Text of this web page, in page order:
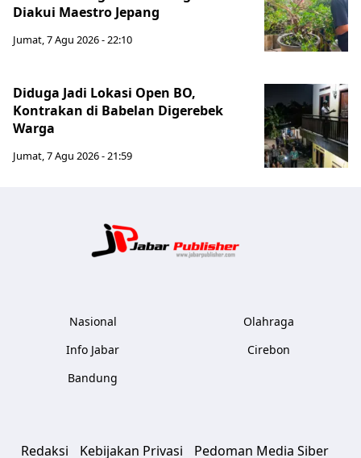
Diakui Maestro Jepang
Jumat, 7 Agu 2026 - 22:10
Diduga Jadi Lokasi Open BO,
Kontrakan di Babelan Digerebek
Warga
Jumat, 7 Agu 2026 - 21:59
Nasional
Info Jabar
Bandung
Olahraga
Cirebon
Redaksi Kebijakan Privasi Pedoman Media Siber